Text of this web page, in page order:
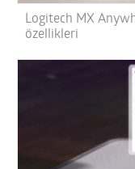
Logitech MX
özellikleri